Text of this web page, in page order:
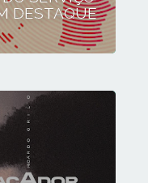
DESTAQUE